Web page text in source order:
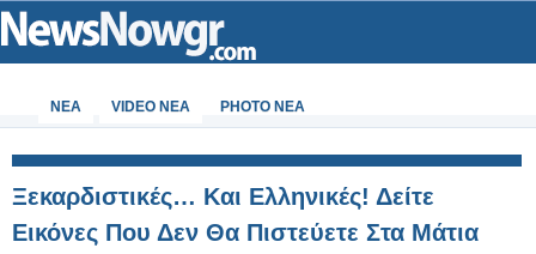
ΝΕΑ VIDEO NEA PHOTO NEA
Ξεκαρδιστικές… Και Ελληνικές! Δείτε
Εικόνες Που Δεν Θα Πιστεύετε Στα Μάτια